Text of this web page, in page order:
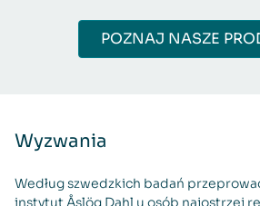
POZNAJ NASZE
Wyzwania
Według szwedzkich badań
instytut Åslög Dahl u osób najostrzej